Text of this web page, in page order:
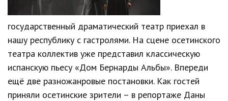
государственный драматический театр приехал в
нашу республику с гастролями. На сцене осетинского
театра коллектив уже представил классическую
испанскую пьесу «Дом Бернарды Альбы». Впереди
ещё две разножанровые постановки. Как гостей
приняли осетинские зрители – в репортаже Даны